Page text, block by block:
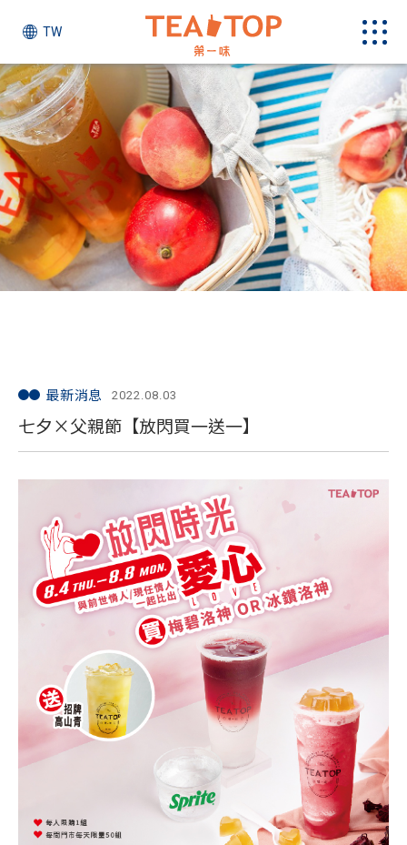
最新消息 2022.08.03
七夕×父親節【放閃買一送一】
TW